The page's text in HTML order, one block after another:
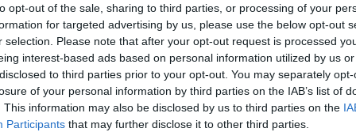
opt-out of the sale, sharing to third parties, or processing of your
for targeted advertising by us, please use the below opt-out
selection. Please note that after your opt-out request is processed
interest-based ads based on personal information utilized by us
to third parties prior to your opt-out. You may separately
of your personal information by third parties on the IAB’s list of
This information may also be disclosed by us to third parties on the
Participants that may further disclose it to other third parties.
2020-04-16 19:44
Bergen er praktfull: grå steinrabber, lyng,
Logg inn
Glemt ditt passord?
Få ny aktiveringslenke